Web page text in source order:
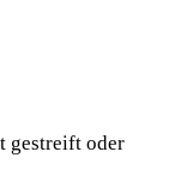
gestreift oder